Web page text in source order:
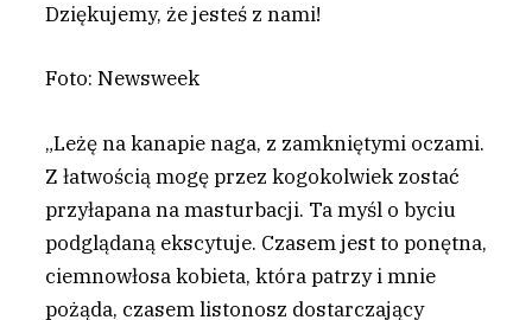
Dziękujemy, że jesteś z nami!
Foto: Newsweek
„Leżę na kanapie naga, z zamkniętymi oczami.
Z łatwością mogę przez kogokolwiek zostać
przyłapana na masturbacji. Ta myśl o byciu
podglądaną ekscytuje. Czasem jest to ponętna,
ciemnowłosa kobieta, która patrzy i mnie
pożąda, czasem listonosz dostarczający